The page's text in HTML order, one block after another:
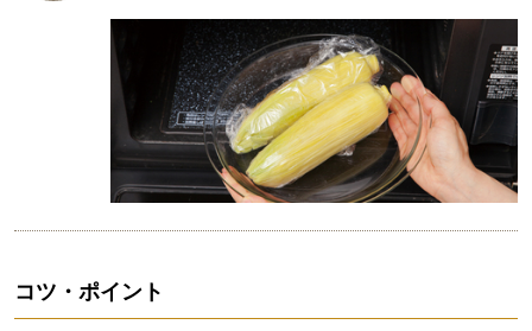
コツ・ポイント